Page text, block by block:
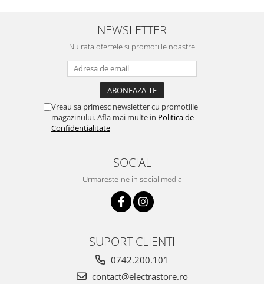
NEWSLETTER
Nu rata ofertele si promotiile noastre
Vreau sa primesc newsletter cu promotiile
magazinului. Afla mai multe in Politica de
Confidentialitate
SOCIAL
Urmareste-ne in social media
SUPORT CLIENTI
0742.200.101
contact@electrastore.ro